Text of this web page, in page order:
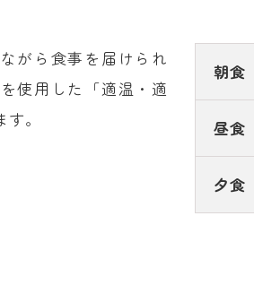
がら食事を届けられ
使用した「適温・適
。
朝食
昼食
夕食